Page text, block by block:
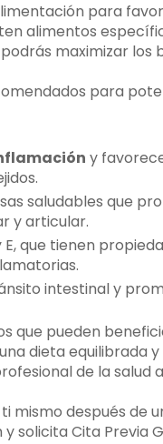
para
alimentos
maximizar los
para
y
saludables que
y articular.
que tienen
intestinal y
que pueden
dieta equilibrada
de la salud
mismo después de
solicita Cita Previa